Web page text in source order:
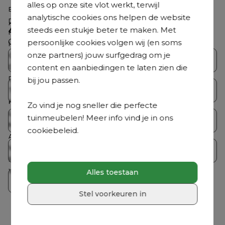
alles op onze site vlot werkt, terwijl
analytische cookies ons helpen de website
steeds een stukje beter te maken. Met
persoonlijke cookies volgen wij (en soms
onze partners) jouw surfgedrag om je
content en aanbiedingen te laten zien die
bij jou passen.
Zo vind je nog sneller die perfecte
tuinmeubelen! Meer info vind je in ons
cookiebeleid.
Alles toestaan
Stel voorkeuren in
Breedte
90 cm
Diepte
80 cm
Hoogte
67 cm
Hoogte zitting
30 cm
Gemonteerd
Nee
Dikte rugkussen
20 cm
Dikte zitkussen
Totale afmetingen
Kussen(s) inbegrepen
Ja
Loungetafel inbegrepen
Nee
Merk
Aantal personen
Wasbare hoes
Roestvrij frame
Weerbestendigheid tuinmeubel
Dit tuinmeubel is geschikt om in
de zomer buiten te laten staan,
maar het is raadzaam om het in
de winterperiode en bij langdurig
Zoek je iets anders?
Ontdek ons volledig aanbod
Bristol Collecties Loungesets
Tuinstoelen Ligbedden